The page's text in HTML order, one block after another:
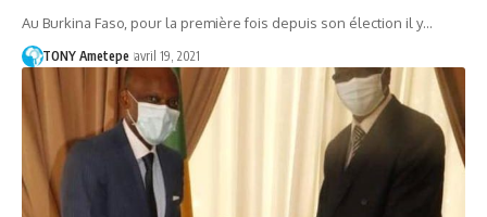
Au Burkina Faso, pour la première fois depuis son élection il y…
TONY Ametepe avril 19, 2021